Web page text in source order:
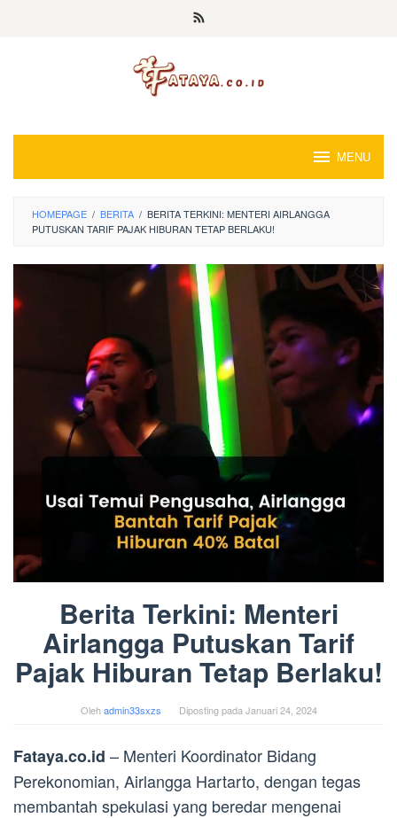
MENU
HOMEPAGE / BERITA / BERITA TERKINI: MENTERI AIRLANGGA
PUTUSKAN TARIF PAJAK HIBURAN TETAP BERLAKU!
Berita Terkini: Menteri
Airlangga Putuskan Tarif
Pajak Hiburan Tetap Berlaku!
Olehadmin33sxzs Diposting padaJanuari 24, 2024
Fataya.co.id – Menteri Koordinator Bidang
Perekonomian, Airlangga Hartarto, dengan tegas
membantah spekulasi yang beredar mengenai